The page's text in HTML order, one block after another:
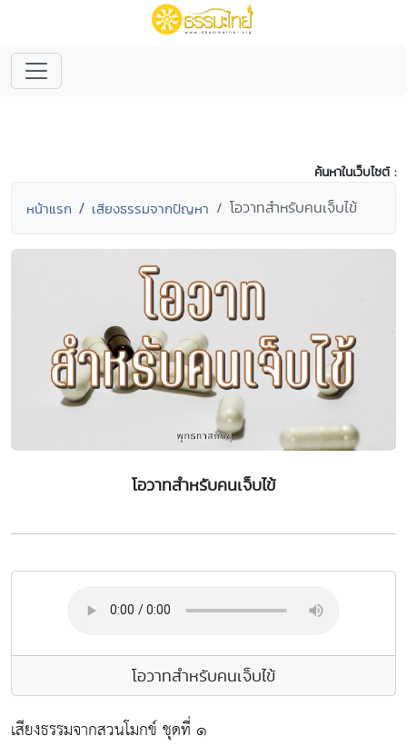
ค้นหาในเว็บไซต์ :
หน้าแรก เสียงธรรมจากปัญหา โอวาทสำหรับคนเจ็บไข้
โอวาทสำหรับคนเจ็บไข้
โอวาทสำหรับคนเจ็บไข้
เสียงธรรมจากสวนโมกข์ ชุดที่ ๑